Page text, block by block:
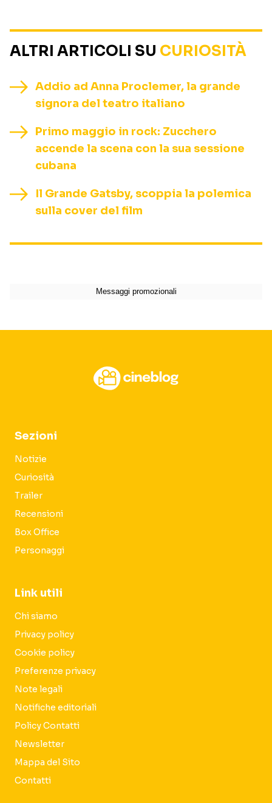
ALTRI ARTICOLI SU CURIOSITÀ
Addio ad Anna Proclemer, la grande
signora del teatro italiano
Primo maggio in rock: Zucchero
accende la scena con la sua sessione
cubana
Il Grande Gatsby, scoppia la polemica
sulla cover del film
Sezioni
Notizie
Curiosità
Trailer
Recensioni
Box Office
Personaggi
Link utili
Chi siamo
Privacy policy
Cookie policy
Preferenze privacy
Note legali
Notifiche editoriali
Policy Contatti
Newsletter
Mappa del Sito
Contatti